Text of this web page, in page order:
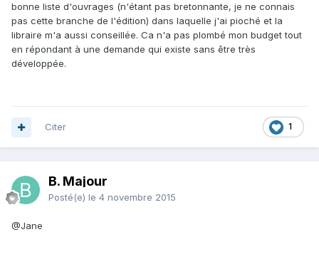
bonne liste d'ouvrages (n'étant pas bretonnante, je ne connais
pas cette branche de l'édition) dans laquelle j'ai pioché et la
libraire m'a aussi conseillée. Ca n'a pas plombé mon budget tout
en répondant à une demande qui existe sans être très
développée.
1
Citer
B. Majour
Posté(e) le 4 novembre 2015
@Jane